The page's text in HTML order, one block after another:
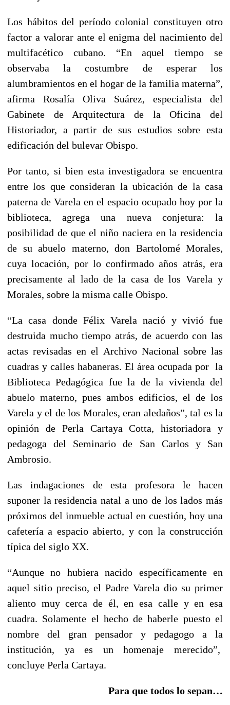
Los hábitos del período colonial constituyen otro
factor a valorar ante el enigma del nacimiento del
multifacético cubano. “En aquel tiempo se
observaba la costumbre de esperar los
alumbramientos en el hogar de la familia materna”,
afirma Rosalía Oliva Suárez, especialista del
Gabinete de Arquitectura de la Oficina del
Historiador, a partir de sus estudios sobre esta
edificación del bulevar Obispo.
Por tanto, si bien esta investigadora se encuentra
entre los que consideran la ubicación de la casa
paterna de Varela en el espacio ocupado hoy por la
biblioteca, agrega una nueva conjetura: la
posibilidad de que el niño naciera en la residencia
de su abuelo materno, don Bartolomé Morales,
cuya locación, por lo confirmado años atrás, era
precisamente al lado de la casa de los Varela y
Morales, sobre la misma calle Obispo.
“La casa donde Félix Varela nació y vivió fue
destruida mucho tiempo atrás, de acuerdo con las
actas revisadas en el Archivo Nacional sobre las
cuadras y calles habaneras. El área ocupada por la
Biblioteca Pedagógica fue la de la vivienda del
abuelo materno, pues ambos edificios, el de los
Varela y el de los Morales, eran aledaños”, tal es la
opinión de Perla Cartaya Cotta, historiadora y
pedagoga del Seminario de San Carlos y San
Ambrosio.
Las indagaciones de esta profesora le hacen
suponer la residencia natal a uno de los lados más
próximos del inmueble actual en cuestión, hoy una
cafetería a espacio abierto, y con la construcción
típica del siglo XX.
“Aunque no hubiera nacido específicamente en
aquel sitio preciso, el Padre Varela dio su primer
aliento muy cerca de él, en esa calle y en esa
cuadra. Solamente el hecho de haberle puesto el
nombre del gran pensador y pedagogo a la
institución, ya es un homenaje merecido”,
concluye Perla Cartaya.
Para que todos lo sepan…